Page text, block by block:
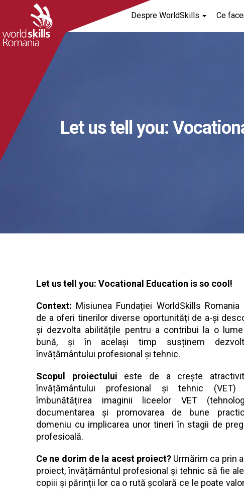
Despre WorldSkills Ce
Let us tell you:
Let us tell you: Vocational Education is so cool!
Context: Misiunea Fundației WorldSkills Romania
de a oferi tinerilor diverse oportunități de a-și
și dezvolta abilitățile pentru a contribui la o
bună, și în același timp susținem
învățământului profesional și tehnic.
Scopul proiectului este de a crește
învățământului profesional și tehnic (VET)
îmbunătățirea imaginii liceelor VET
documentarea și promovarea de bune
domeniu cu implicarea unor tineri în stagii de
profesioală.
Ce ne dorim de la acest proiect? Urmărim ca prin
proiect, învățământul profesional și tehnic să fie
copiii și părinții lor ca o rută școlară ce le poate